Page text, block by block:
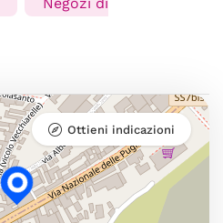
Ottieni indicazioni